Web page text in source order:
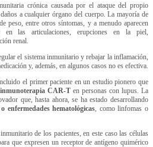
crónica causada por el ataque del propio
a cualquier órgano del cuerpo. La mayoría de
peso, entre otros síntomas, y a menudo aparecen
en las articulaciones, erupciones en la piel,
renal.
el sistema inmunitario y rebajar la inflamación,
y, además, en algunos casos no es efectiva.
el primer paciente en un estudio pionero que
inmunoterapia CAR-Ten personas con lupus. La
que, hasta ahora, se ha estado desarrollando
enfermedades hematológicas , como linfomas o
de los pacientes, en este caso las células
que expresen un receptor de antígeno quimérico